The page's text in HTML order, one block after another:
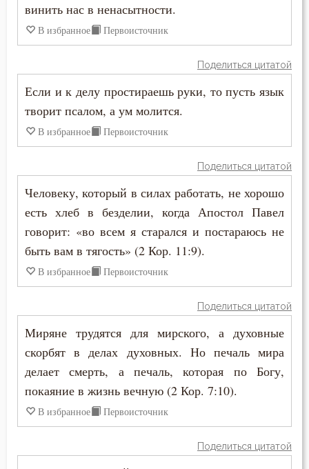
Тело
Терпение
Тщеславие
Ум
Умиление
Унижение
Утешение
Храм
Христос
винить нас в ненасытности.
В избранное Первоисточник
Поделиться цитатой
Если и к делу простираешь руки, то пусть язык
творит псалом, а ум молится.
В избранное Первоисточник
Поделиться цитатой
Человеку, который в силах работать, не хорошо
есть хлеб в безделии, когда Апостол Павел
говорит: «во всем я старался и постараюсь не
быть вам в тягость» (2 Кор. 11:9).
В избранное Первоисточник
Поделиться цитатой
Миряне трудятся для мирского, а духовные
скорбят в делах духовных. Но печаль мира
делает смерть, а печаль, которая по Богу,
покаяние в жизнь вечную (2 Кор. 7:10).
В избранное Первоисточник
Поделиться цитатой